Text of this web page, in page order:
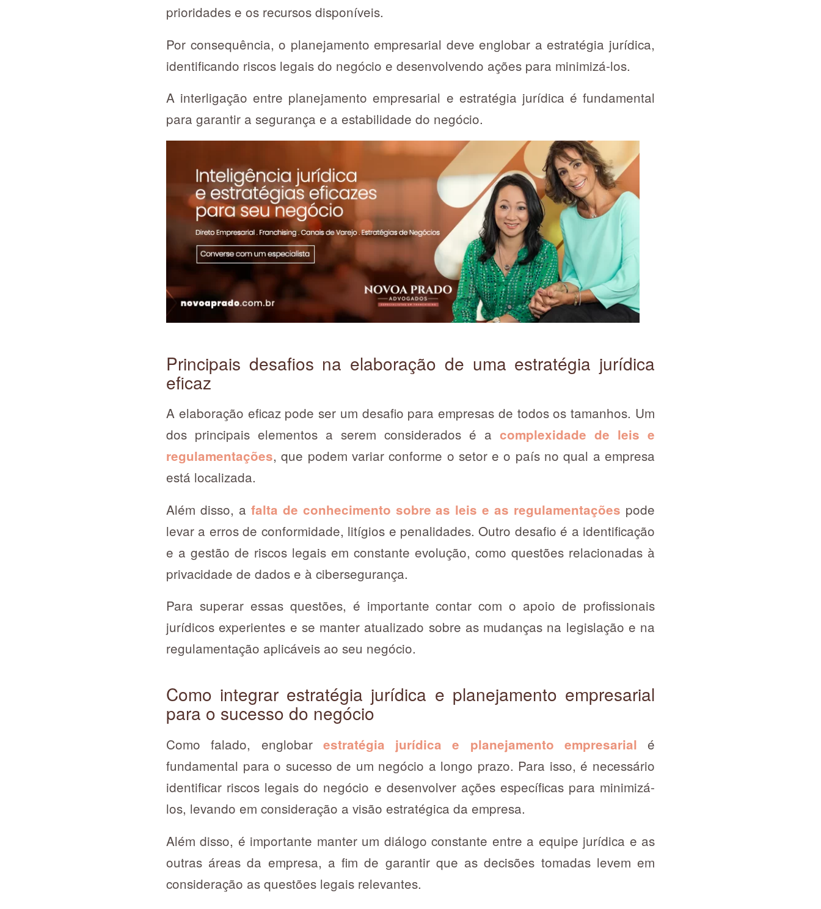
prioridades e os recursos disponíveis.
Por consequência, o planejamento empresarial deve englobar a estratégia jurídica,
identificando riscos legais do negócio e desenvolvendo ações para minimizá-los.
A interligação entre planejamento empresarial e estratégia jurídica é fundamental
para garantir a segurança e a estabilidade do negócio.
Principais desafios na elaboração de uma estratégia jurídica
eficaz
A elaboração eficaz pode ser um desafio para empresas de todos os tamanhos. Um
dos principais elementos a serem considerados é a complexidade de leis e
regulamentações, que podem variar conforme o setor e o país no qual a empresa
está localizada.
Além disso, a falta de conhecimento sobre as leis e as regulamentações pode
levar a erros de conformidade, litígios e penalidades. Outro desafio é a identificação
e a gestão de riscos legais em constante evolução, como questões relacionadas à
privacidade de dados e à cibersegurança.
Para superar essas questões, é importante contar com o apoio de profissionais
jurídicos experientes e se manter atualizado sobre as mudanças na legislação e na
regulamentação aplicáveis ao seu negócio.
Como integrar estratégia jurídica e planejamento empresarial
para o sucesso do negócio
Como falado, englobar estratégia jurídica e planejamento empresarial é
fundamental para o sucesso de um negócio a longo prazo. Para isso, é necessário
identificar riscos legais do negócio e desenvolver ações específicas para minimizá-
los, levando em consideração a visão estratégica da empresa.
Além disso, é importante manter um diálogo constante entre a equipe jurídica e as
outras áreas da empresa, a fim de garantir que as decisões tomadas levem em
consideração as questões legais relevantes.